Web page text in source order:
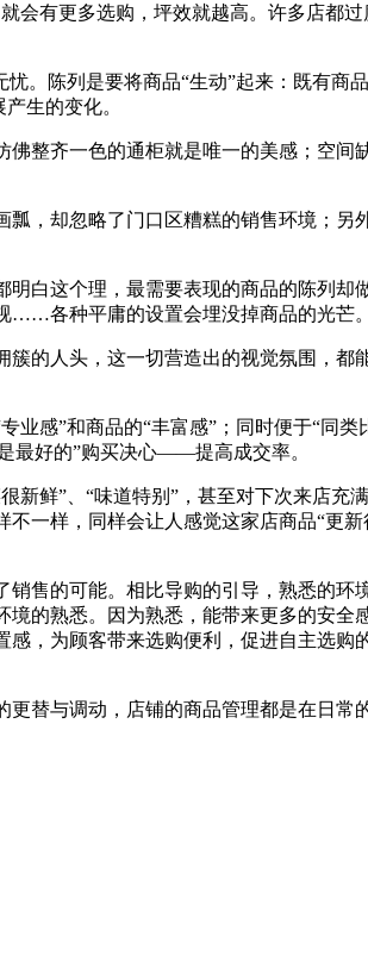
会有更多选购，坪效就越高。许多店都
。陈列是要将商品“生动”起来：既有商
生的变化。
整齐一色的通柜就是唯一的美感；空间
，却忽略了门口区糟糕的销售环境；另
白这个理，最需要表现的商品的陈列却
……各种平庸的设置会埋没掉商品的光芒。
的人头，这一切营造出的视觉氛围，都
感”和商品的“丰富感”；同时便于“同类
最好的”购买决心——提高成交率。
鲜”、“味道特别”，甚至对下次来店充
一样，同样会让人感觉这家店商品“更新
售的可能。相比导购的引导，熟悉的环
的熟悉。因为熟悉，能带来更多的安全
，为顾客带来选购便利，促进自主选购
替与调动，店铺的商品管理都是在日常